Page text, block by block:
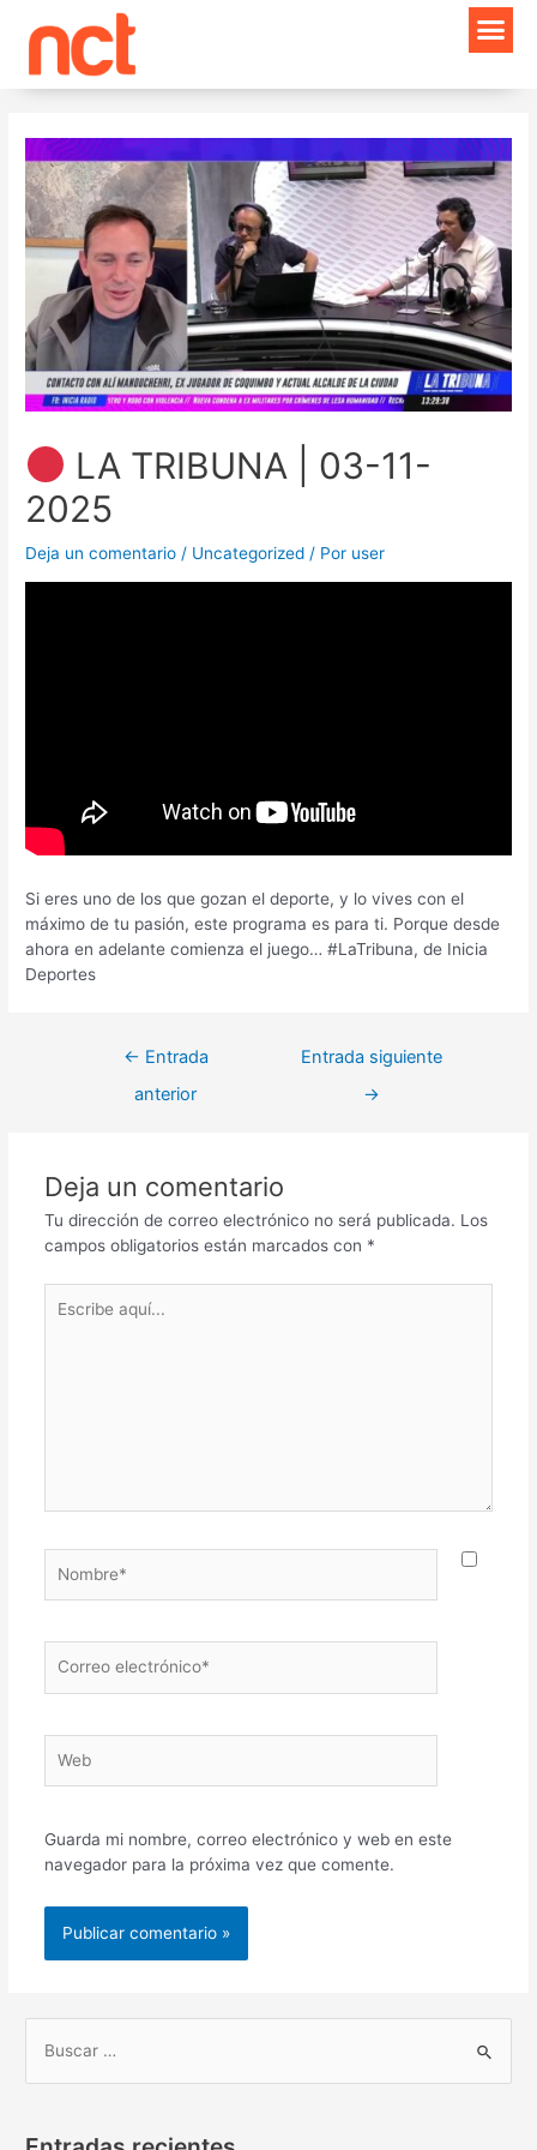
contenido
LA TRIBUNA | 03-11-
2025
Deja un comentario / Uncategorized / Por user
Si eres uno de los que gozan el deporte, y lo vives con el
máximo de tu pasión, este programa es para ti. Porque desde
ahora en adelante comienza el juego… #LaTribuna, de Inicia
Deportes
Navegación
de
entradas
← Entrada
anterior
Entrada siguiente
→
Deja un comentario
Tu dirección de correo electrónico no será publicada. Los
campos obligatorios están marcados con *
aquí...
electrónico*
Guarda mi nombre, correo electrónico y web en este
navegador para la próxima vez que comente.
u